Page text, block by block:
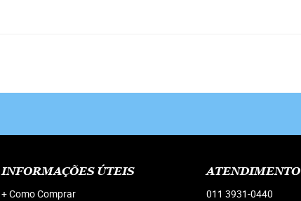
INFORMAÇÕES ÚTEIS
Como Comprar
ATENDIMENTO
011 3931-0440